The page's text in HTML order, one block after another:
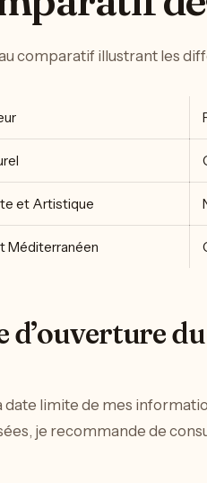
comparatif illustrant les
et Artistique
Méditerranéen
d’ouverture
date limite de mes
je recommande de